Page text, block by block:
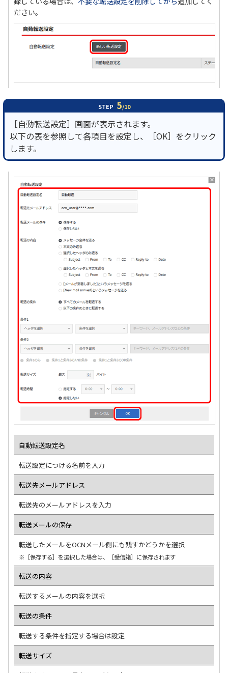
ださい。
STEP 5/10
［自動転送設定］画面が表示されます。
以下の表を参照して各項目を設定し、［OK］をクリック
します。
自動転送設定名
転送設定につける名前を入力
転送先メールアドレス
転送先のメールアドレスを入力
転送メールの保存
転送したメールをOCNメール側にも残すかどうかを選択
※［保存する］を選択した場合は、［受信箱］に保存されます
転送の内容
転送するメールの内容を選択
転送の条件
転送する条件を指定する場合は設定
転送サイズ